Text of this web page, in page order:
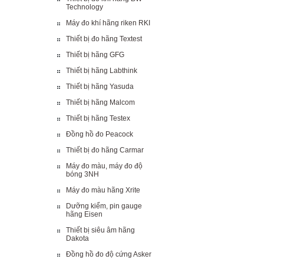
Technology
Máy đo khí hãng riken RKI
Thiết bị đo hãng Textest
Thiết bị hãng GFG
Thiết bị hãng Labthink
Thiết bị hãng Yasuda
Thiết bị hãng Malcom
Thiết bị hãng Testex
Đồng hồ đo Peacock
Thiết bị đo hãng Carmar
Máy đo màu, máy đo độ
bóng 3NH
Máy đo màu hãng Xrite
Dưỡng kiểm, pin gauge
hãng Eisen
Thiết bị siêu âm hãng
Dakota
Đồng hồ đo độ cứng Asker